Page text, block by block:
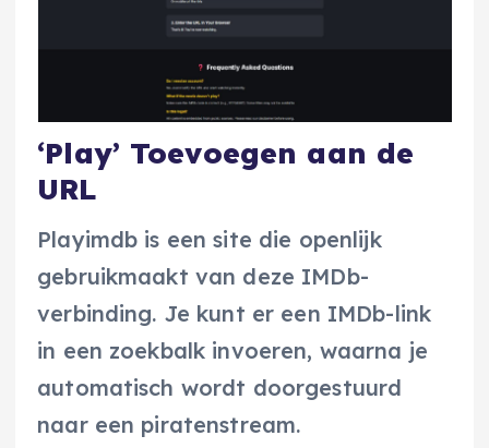
‘Play’ Toevoegen aan de
URL
Playimdb is een site die openlijk
gebruikmaakt van deze IMDb-
verbinding. Je kunt er een IMDb-link
in een zoekbalk invoeren, waarna je
automatisch wordt doorgestuurd
naar een piratenstream.